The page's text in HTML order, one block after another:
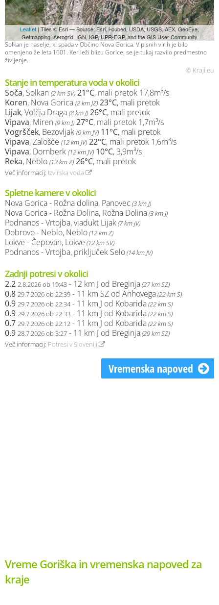
Leaflet | Tiles © Esri — Source: Esri, i-cubed, USDA, USGS, AEX, GeoEye,
Getmapping, Aerogrid, IGN, IGP, UPR-EGP, and the GIS User Community
Solkan je naselje, ki spada v Občino Nova Gorica. V pisnih virih je bilo
omenjeno že leta 1001. Ker leži blizu Gorice, se je tukaj razvilo predmestno
življenje.
© Kraji.eu
Stanje in temperatura voda v okolici
Soča, Solkan (2 km SV) 21°C, mali pretok 17,8m³/s
Koren, Nova Gorica (2 km JZ) 23°C, mali pretok
Lijak, Volčja Draga (8 km J) 26°C, mali pretok
Vipava, Miren (9 km J) 27°C, mali pretok 1,7m³/s
Vogršček, Bezovljak (9 km JV) 11°C, mali pretok
Vipava, Zalošče (12 km JV) 22°C, mali pretok 1,6m³/s
Vipava, Dornberk (12 km JV) 10°C, 3,9m³/s
Reka, Neblo (13 km Z) 26°C, mali pretok
Več informacij: Izvirska voda
Spletne kamere v okolici
Nova Gorica - Rožna dolina, Panovec (3 km J)
Nova Gorica - Rožna Dolina, Rožna Dolina(3 km J)
Podnanos - Vrtojba, viadukt Lijak(7 km JV)
Dobrovo - Neblo, Neblo(12 km Z)
Lokve - Čepovan, Lokve (12 km SV)
Podnanos - Vrtojba, priključek Selo(14 km JV)
Zadnji potresi v okolici
2.2 2.8.2026 ob 19:43 - 12 km J od Breginja(27 km SZ)
0.8 29.7.2026 ob 22:39 - 11 km SZ od Anhovega(22 km S)
0.9 29.7.2026 ob 22:34- 11 km J od Kobarida(22 km S)
0.9 29.7.2026 ob 22:33 - 11 km J od Kobarida(22 km S)
0.7 29.7.2026 ob 22:12 - 11 km J od Kobarida(22 km S)
0.9 28.7.2026 ob 3:27 - 11 km J od Breginja(29 km SZ)
Več informacij: Potresi v Sloveniji
Vremenska napoved
Vreme Goriška in vremenska napoved za
kraje